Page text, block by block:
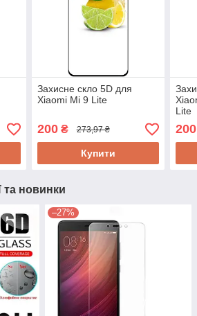
Захисне скло 5D для
Xiaomi Mi 9 Lite
200₴ 273,97 ₴
Купити
Lite
200
та новинки
–27%